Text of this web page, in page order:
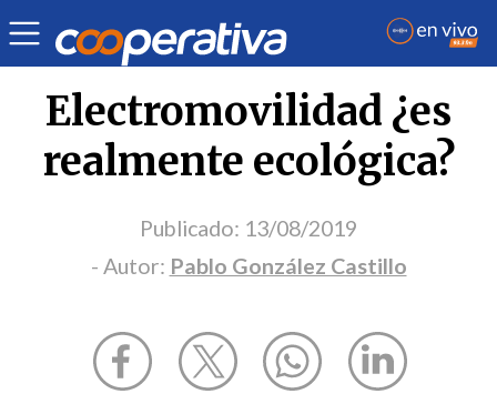
Opinión | Pablo González Castillo
Electromovilidad ¿es
realmente ecológica?
Publicado: 13/08/2019
- Autor: Pablo González Castillo